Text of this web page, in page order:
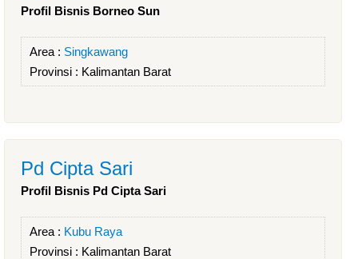
Profil Bisnis Borneo Sun
Area : Singkawang
Provinsi : Kalimantan Barat
Pd Cipta Sari
Profil Bisnis Pd Cipta Sari
Area : Kubu Raya
Provinsi : Kalimantan Barat